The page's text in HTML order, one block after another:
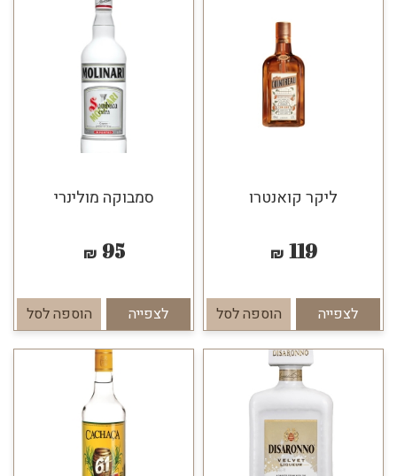
ליקר קואנטרו
119
₪
לצפייה הוספה לסל
סמבוקה מולינרי
95
₪
לצפייה הוספה לסל